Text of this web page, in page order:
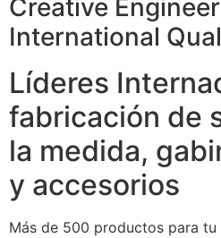
Creative
International
Líderes
fabricación de
la medida,
y accesorios
Más de 500 productos para tu